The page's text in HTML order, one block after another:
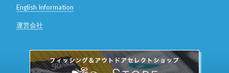
English Information
運営会社